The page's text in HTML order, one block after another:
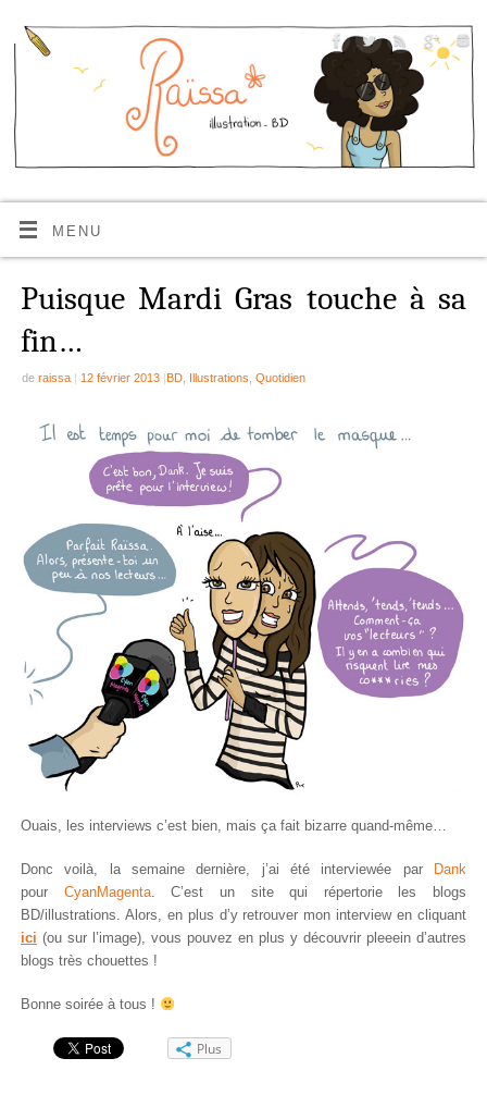
MENU
Puisque Mardi Gras touche à sa
fin…
de raissa | 12 février 2013 |BD, Illustrations Quotidien
Ouais, les interviews c’est bien, mais ça fait bizarre quand-même…
Donc voilà, la semaine dernière, j’ai été interviewée par
Dank
pour CyanMagenta. C’est un site qui répertorie les blogs
BD/illustrations. Alors, en plus d’y retrouver mon interview en cliquant
ici (ou sur l’image), vous pouvez en plus y découvrir pleeein d’autres
blogs très chouettes !
Bonne soirée à tous !
Plus